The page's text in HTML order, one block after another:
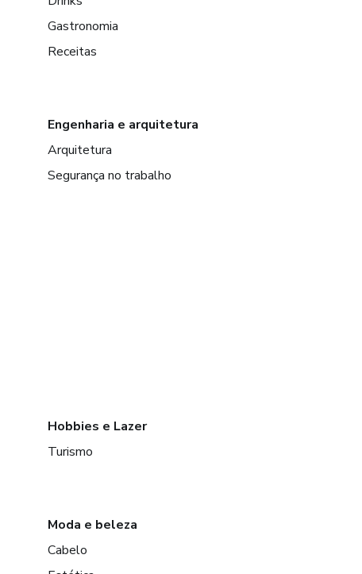
Gastronomia
Receitas
Engenharia e arquitetura
Arquitetura
Segurança no trabalho
Hobbies e Lazer
Turismo
Moda e beleza
Cabelo